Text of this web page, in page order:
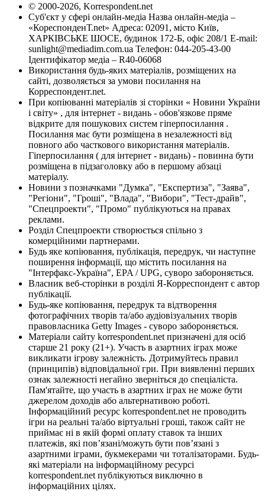
© 2000-2026, Korrespondent.net
Суб'єкт у сфері онлайн-медіа Назва онлайн-медіа –
«КореспонденТ.net» Адреса: 02091, місто Київ,
ХАРКІВСЬКЕ ШОСЕ, будинок 172-Б, офіс 208/1 E-mail:
sunlight@mediadim.com.ua Телефон: 044-205-43-00
Ідентифікатор медіа – R40-06068
Використання будь-яких матеріалів, розміщених на
сайті, дозволяється за умови посилання на
Корреспондент.net.
При копіюванні матеріалів зі сторінки « Новини України
і світу» , для інтернет - видань - обов'язкове пряме
відкрите для пошукових систем гіперпосилання .
Посилання має бути розміщена в незалежності від
повного або часткового використання матеріалів.
Гіперпосилання ( для інтернет - видань) - повинна бути
розміщена в підзаголовку або в першому абзаці
матеріалу.
Новини з позначками "Думка", "Експертиза", "Заява",
"Регіони", "Гроші", "Влада", "Вибори", "Тест-драйв",
"Спецпроекти", "Промо" публікуються на правах
реклами.
Розділ Спецпроекти створюється спільно з
комерційними партнерами.
Будь яке копіювання, публікація, передрук, чи наступне
поширення інформації, що містить посилання на
"Інтерфакс-Україна", EPA / UPG, суворо забороняється.
Власник веб-сторінки в розділі Я-Корреспондент є автор
публікації.
Будь-яке копіювання, передрук та відтворення
фотографічних творів та/або аудіовізуальних творів
правовласника Getty Images - суворо забороняється.
Матеріали сайту korrespondent.net призначені для осіб
старше 21 року (21+). Участь в азартних іграх може
викликати ігрову залежність. Дотримуйтесь правил
(принципів) відповідальної гри. При виявленні перших
ознак залежності негайно зверніться до спеціаліста.
Пам'ятайте, що участь в азартних іграх не може бути
джерелом доходів або альтернативою роботі.
Інформаційний ресурс korrespondent.net не проводить
ігри на реальні та/або віртуальні гроші, також сайт не
приймає ні в якій формі оплату ставок та інших
платежів, які пов’язані/можуть бути пов’язані з
азартними іграми, букмекерами чи тоталізаторами. Будь-
які матеріали на інформаційному ресурсі
korrespondent.net публікуються виключно в
інформаційних цілях.